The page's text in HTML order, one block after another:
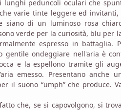
lunghi peduncoli oculari che
varie tinte leggere ed
siano di un luminoso rosa
verde per la curiosità, blu per
espresso in battaglia.
gentile ondeggiare nell'aria è
e la espellono tramite gli
emesso. Presentano
il suono “umph” che produce.
che, se si capovolgono, si